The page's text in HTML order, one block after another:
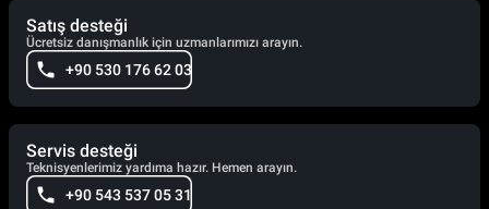
Satış desteği
Ücretsiz danışmanlık için uzmanlarımızı arayın.
+90 530 176 62 03
Servis desteği
Teknisyenlerimiz yardıma hazır. Hemen arayın.
+90 543 537 05 31